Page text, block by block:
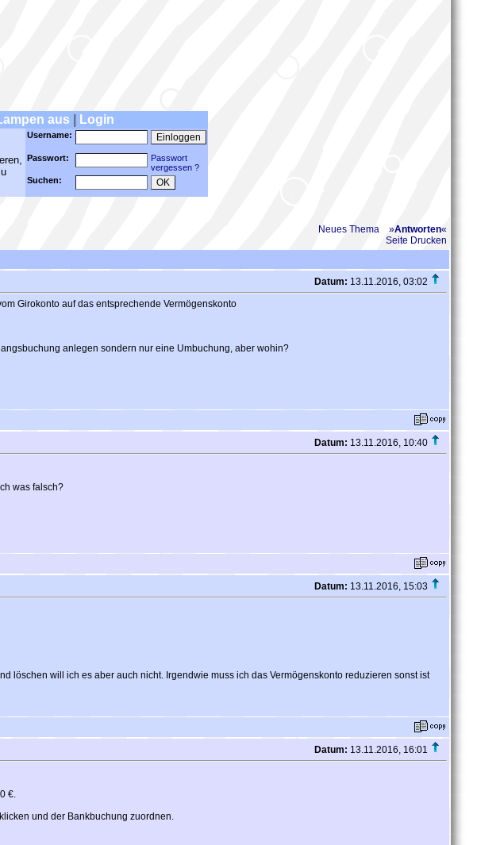
aus Login
Username:
Passwort:
Passwort
vergessen ?
Suchen:
Neues Thema »Antworten«
Seite Drucken
Datum: 13.11.2016, 03:02
Girokonto auf das entsprechende Vermögenskonto
anlegen sondern nur eine Umbuchung, aber wohin?
Datum: 13.11.2016, 10:40
was falsch?
Datum: 13.11.2016, 15:03
löschen will ich es aber auch nicht. Irgendwie muss ich das Vermögenskonto reduzieren sonst ist
Datum: 13.11.2016, 16:01
€.
und der Bankbuchung zuordnen.